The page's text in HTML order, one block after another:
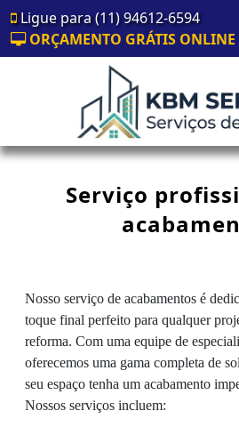
Ligue para (11) 94612-6594
ORÇAMENTO GRÁTIS ONLINE
Serviço
Nosso serviço de acabamentos é
toque final perfeito para qualquer
reforma. Com uma equipe de
oferecemos uma gama completa de
seu espaço tenha um acabamento
Nossos serviços incluem: